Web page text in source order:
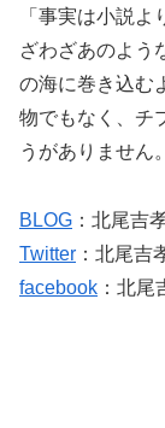
「事実は小説
ざわざあのよう
の海に巻き込む
物でもなく、チ
うがありません。
BLOG ：北尾吉
Twitter ：北尾吉
facebook ：北尾